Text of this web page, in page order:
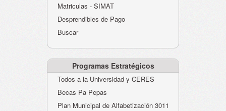
Evaluación desempeño
Humano-Cesantías
Matriculas - SIMAT
Desprendibles de Pago
Buscar
Programas Estratégicos
Todos a la Universidad y CERES
Becas Pa Pepas
Plan Municipal de Alfabetización 3011